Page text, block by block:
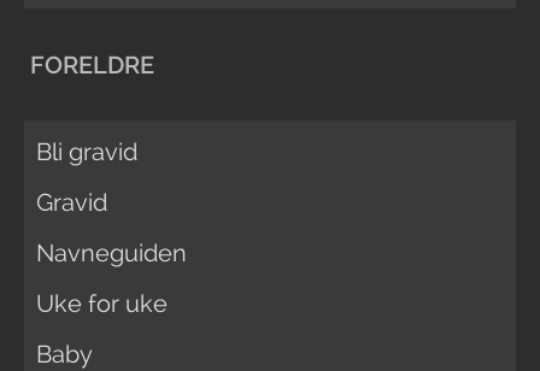
FORELDRE
Bli gravid
Gravid
Navneguiden
Uke for uke
Baby